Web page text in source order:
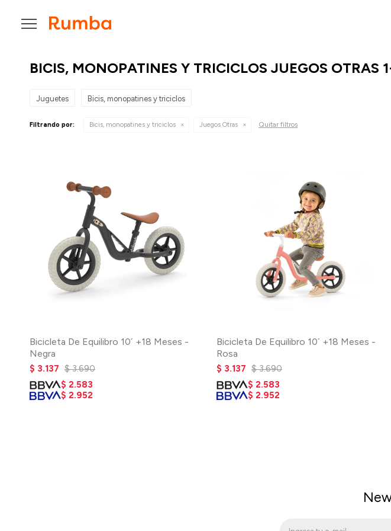

BICIS, MONOPATINES Y TRICICLOS JUEGOS OTRAS
Juguetes Bicis, monopatines y triciclos
Filtrando por: Bicis, monopatines y triciclos Juegos Otras Quitar filtros
Bicicleta De Equilibro 10´ +18 Meses -
Negra
$ 3.137 $ 3.690
$ 2.583
$ 2.952
Bicicleta De Equilibro 10´ +18 Meses -
Rosa
$ 3.137 $ 3.690
$ 2.583
$ 2.952